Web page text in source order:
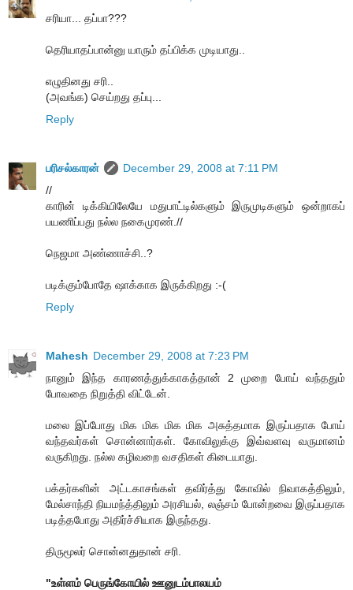
சரியா... தப்பா???
தெரியாதப்பான்னு யாரும் தப்பிக்க முடியாது..
எழுதினது சரி..
(அவங்க) செய்றது தப்பு...
Reply
பரிசல்காரன்
December 29, 2008 at 7:11 PM
//
காரின் டிக்கியிலேயே மதுபாட்டில்களும் இருமுடிகளும் ஒன்றாகப்
பயணிப்பது நல்ல நகைமுரண்.//
நெஜமா அண்ணாச்சி..?
படிக்கும்போதே ஷாக்காக இருக்கிறது :-(
Reply
Mahesh December 29, 2008 at 7:23 PM
நானும் இந்த காரணத்துக்காகத்தான் 2 முறை போய் வந்ததும்
போவதை நிறுத்தி விட்டேன்.
மலை இப்போது மிக மிக மிக மிக அசுத்தமாக இருப்பதாக போய்
வந்தவர்கள் சொன்னார்கள். கோவிலுக்கு இவ்வளவு வருமானம்
வருகிறது. நல்ல கழிவறை வசதிகள் கிடையாது.
பக்தர்களின் அட்டகாசங்கள் தவிர்த்து கோவில் நிவாகத்திலும்,
மேல்சாந்தி நியமந்த்திலும் அரசியல், லஞ்சம் போன்றவை இருப்பதாக
படித்தபோது அதிர்ச்சியாக இருந்தது.
திருமூலர் சொன்னதுதான் சரி.
"உள்ளம் பெருங்கோயில் ஊனுடம்பாலயம்